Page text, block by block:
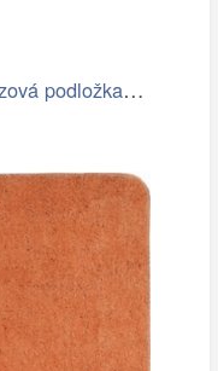
Protiskluzová podložka do koupelny…